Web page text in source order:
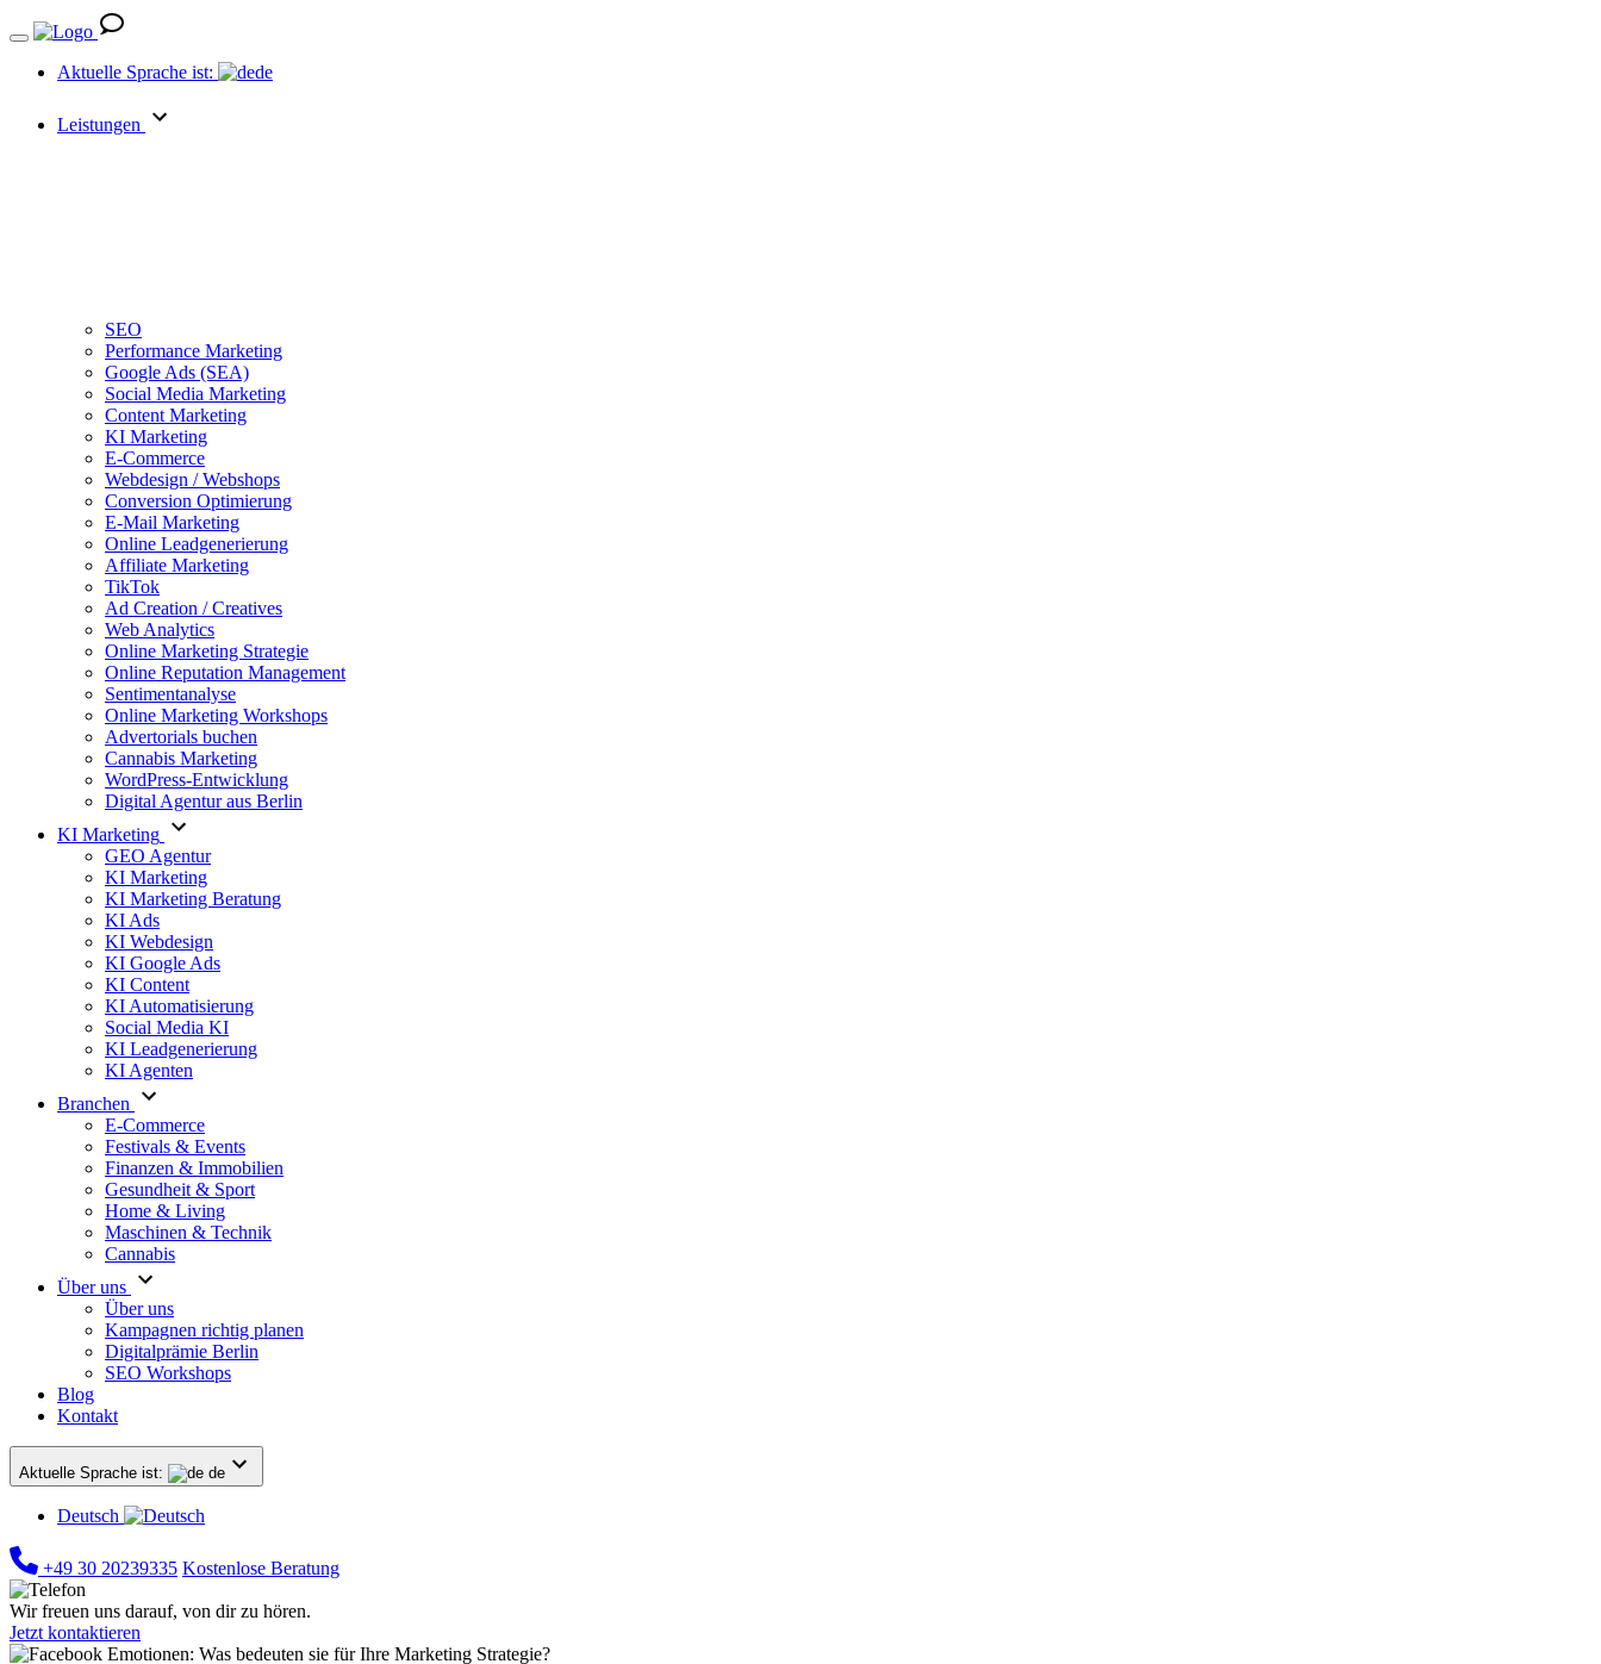
Aktuelle Sprache ist: de
Leistungen
SEO
Performance Marketing
Google Ads (SEA)
Social Media Marketing
Content Marketing
KI Marketing
E-Commerce
Webdesign / Webshops
Conversion Optimierung
E-Mail Marketing
Online Leadgenerierung
Affiliate Marketing
TikTok
Ad Creation / Creatives
Web Analytics
Online Marketing Strategie
Online Reputation Management
Sentimentanalyse
Online Marketing Workshops
Advertorials buchen
Cannabis Marketing
WordPress-Entwicklung
Digital Agentur aus Berlin
KI Marketing
GEO Agentur
KI Marketing
KI Marketing Beratung
KI Ads
KI Webdesign
KI Google Ads
KI Content
KI Automatisierung
Social Media KI
KI Leadgenerierung
KI Agenten
Branchen
E-Commerce
Festivals & Events
Finanzen & Immobilien
Gesundheit & Sport
Home & Living
Maschinen & Technik
Cannabis
Über uns
Über uns
Kampagnen richtig planen
Digitalprämie Berlin
SEO Workshops
Blog
Kontakt
Aktuelle Sprache ist: de
Deutsch
+49 30 20239335 Kostenlose Beratung
Wir freuen uns darauf, von dir zu hören.
Jetzt kontaktieren